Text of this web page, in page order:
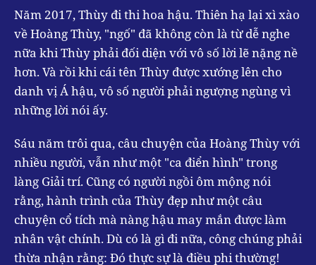
Năm 2017, Thùy đi thi hoa hậu. Thiên hạ lại xì xào
về Hoàng Thùy, "ngố" đã không còn là từ dễ nghe
nữa khi Thùy phải đối diện với vô số lời lẽ nặng nề
hơn. Và rồi khi cái tên Thùy được xướng lên cho
danh vị Á hậu, vô số người phải ngượng ngùng vì
những lời nói ấy.
Sáu năm trôi qua, câu chuyện của Hoàng Thùy với
nhiều người, vẫn như một "ca điển hình" trong
làng Giải trí. Cũng có người ngồi ôm mộng nói
rằng, hành trình của Thùy đẹp như một câu
chuyện cổ tích mà nàng hậu may mắn được làm
nhân vật chính. Dù có là gì đi nữa, công chúng phải
thừa nhận rằng: Đó thực sự là điều phi thường!